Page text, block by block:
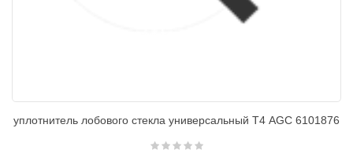
уплотнитель лобового стекла универсальный Т4 AGC 6101876